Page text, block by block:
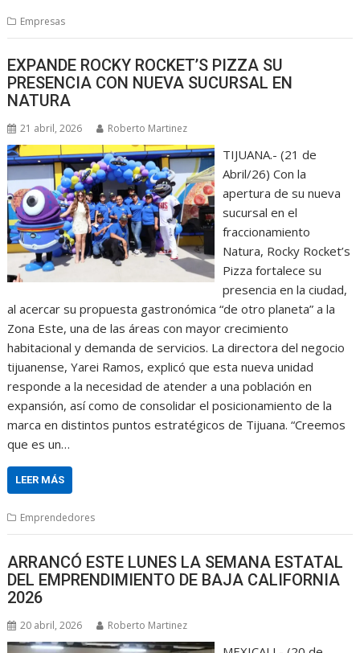
Empresas
EXPANDE ROCKY ROCKET’S PIZZA SU
PRESENCIA CON NUEVA SUCURSAL EN
NATURA
21 abril, 2026 Roberto Martinez
TIJUANA.- (21 de
Abril/26) Con la
apertura de su nueva
sucursal en el
fraccionamiento
Natura, Rocky Rocket’s
Pizza fortalece su
presencia en la ciudad,
al acercar su propuesta gastronómica “de otro planeta” a la
Zona Este, una de las áreas con mayor crecimiento
habitacional y demanda de servicios. La directora del negocio
tijuanense, Yarei Ramos, explicó que esta nueva unidad
responde a la necesidad de atender a una población en
expansión, así como de consolidar el posicionamiento de la
marca en distintos puntos estratégicos de Tijuana. “Creemos
que es un…
LEER MÁS
Emprendedores
ARRANCÓ ESTE LUNES LA SEMANA ESTATAL
DEL EMPRENDIMIENTO DE BAJA CALIFORNIA
2026
20 abril, 2026 Roberto Martinez